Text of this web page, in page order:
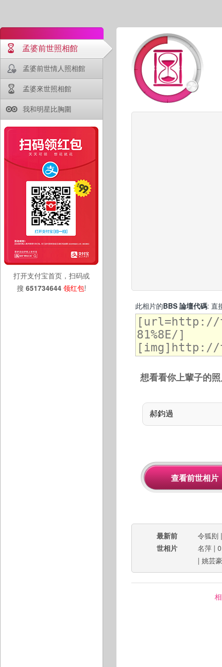
孟婆前世照相館
孟婆前世情人照相館
孟婆來世照相館
我和明星比胸圍
打开支付宝首页，扫码或
搜 651734644 领红包!
此相片的BBS 論壇代碼: 直
想看看你上輩子的
最新前
世相片
令狐刡
名萍 |
| 姚芸豪